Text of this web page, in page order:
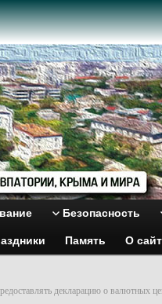
Безопасность
Память О
декларацию о валютных